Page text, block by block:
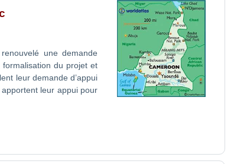
une demande
formalisation du projet et
leur demande d’appui
leur appui pour